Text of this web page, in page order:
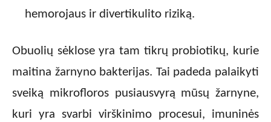
hemorojaus ir divertikulito riziką.
Obuolių sėklose yra tam tikrų probiotikų, kurie
maitina žarnyno bakterijas. Tai padeda palaikyti
sveiką mikrofloros pusiausvyrą mūsų žarnyne,
kuri yra svarbi virškinimo procesui, imuninės